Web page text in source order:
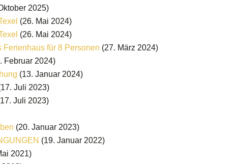
2025)
(26. Mai 2024)
(26. Mai 2024)
Ferienhaus für 8 Personen (27. März 2024)
Februar 2024)
(13. Januar 2024)
Juli 2023)
Juli 2023)
(20. Januar 2023)
(19. Januar 2022)
2021)